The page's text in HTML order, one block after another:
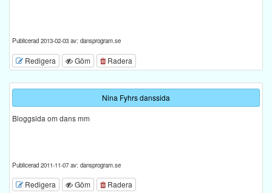
Publicerad 2013-02-03 av: dansprogram.se
Redigera Göm Radera
Nina Fyhrs danssida
Bloggsida om dans mm
Publicerad 2011-11-07 av: dansprogram.se
Redigera Göm Radera